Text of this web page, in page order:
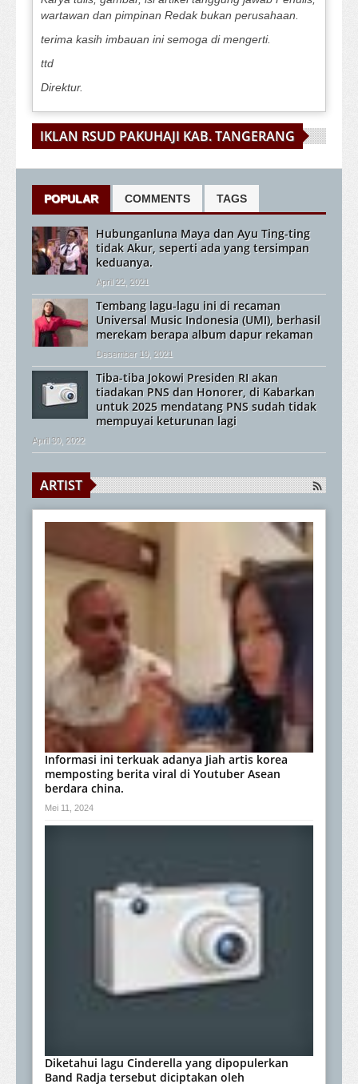
wartawan dan pimpinan Redak bukan perusahaan.
terima kasih imbauan ini semoga di mengerti.
ttd
Direktur.
IKLAN RSUD PAKUHAJI KAB. TANGERANG
POPULAR COMMENTS TAGS
Hubunganluna Maya dan Ayu Ting-ting
tidak Akur, seperti ada yang tersimpan
keduanya.
April 22, 2021
Tembang lagu-lagu ini di recaman
Universal Music Indonesia (UMI), berhasil
merekam berapa album dapur rekaman
Desember 19, 2021
Tiba-tiba Jokowi Presiden RI akan
tiadakan PNS dan Honorer, di Kabarkan
untuk 2025 mendatang PNS sudah tidak
mempuyai keturunan lagi
April 30, 2022
ARTIST
Informasi ini terkuak adanya Jiah artis korea
memposting berita viral di Youtuber Asean
berdara china.
Mei 11, 2024
Diketahui lagu Cinderella yang dipopulerkan
Band Radja tersebut diciptakan oleh